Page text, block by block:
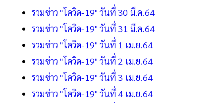
รวมข่าว "โควิด-19" วันที่ 30 มี.ค.64
รวมข่าว "โควิด-19" วันที่ 31 มี.ค.64
รวมข่าว "โควิด-19" วันที่ 1 เม.ย.64
รวมข่าว "โควิด-19" วันที่ 2 เม.ย.64
รวมข่าว "โควิด-19" วันที่ 3 เม.ย.64
รวมข่าว "โควิด-19" วันที่ 4 เม.ย.64